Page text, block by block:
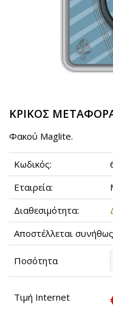
ΚΡΙΚΟΣ
Φακού Maglite.
Κωδικός:
Εταιρεία:
Διαθεσιμότητα:
Αποστέλλεται
Ποσότητα
Τιμή Internet